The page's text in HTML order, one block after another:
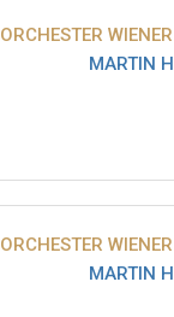
ORCHESTER
MARTIN
ORCHESTER
MARTIN